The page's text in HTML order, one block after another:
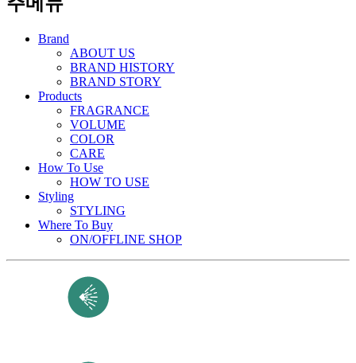
Brand
ABOUT US
BRAND HISTORY
BRAND STORY
Products
FRAGRANCE
VOLUME
COLOR
CARE
How To Use
HOW TO USE
Styling
STYLING
Where To Buy
ON/OFFLINE SHOP